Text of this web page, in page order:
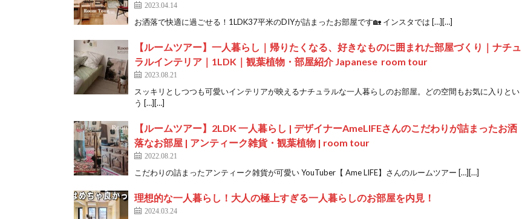
2023.04.14
お洒落で快適に過ごせる！1LDK37平米のDIYが詰まったお部屋です🏡 インスタでは […][…]
【ルームツアー】一人暮らし｜帰りたくなる、好きなものに囲まれた部屋づくり｜ナチュ
ラルインテリア｜1LDK｜観葉植物・部屋紹介 Japanese room tour
2023.08.21
スッキリとしつつも可愛いインテリアが映えるナチュラルな一人暮らしのお部屋。どの空間もお気に入りとい
う […][…]
【ルームツアー】2LDK 一人暮らし | デザイナーAmeLIFEさんのこだわりが詰まったお洒
落なお部屋 | アンティーク雑貨・観葉植物 | room tour
2022.08.21
こだわりの詰まったアンティーク雑貨が可愛い YouTuber【 Ame LIFE】さんのルームツアー […][…]
理想的な一人暮らし！大人の極上すぎる一人暮らしのお部屋を内見！
2024.03.24